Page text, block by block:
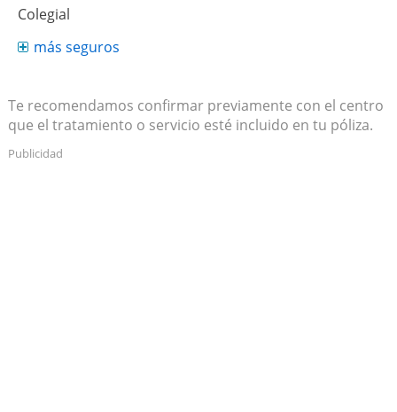
Colegial
más seguros
Te recomendamos confirmar previamente con el centro
que el tratamiento o servicio esté incluido en tu póliza.
Publicidad